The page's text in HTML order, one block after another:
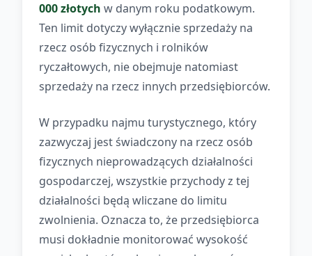
000 złotych w danym roku podatkowym.
Ten limit dotyczy wyłącznie sprzedaży na
rzecz osób fizycznych i rolników
ryczałtowych, nie obejmuje natomiast
sprzedaży na rzecz innych przedsiębiorców.
W przypadku najmu turystycznego, który
zazwyczaj jest świadczony na rzecz osób
fizycznych nieprowadzących działalności
gospodarczej, wszystkie przychody z tej
działalności będą wliczane do limitu
zwolnienia. Oznacza to, że przedsiębiorca
musi dokładnie monitorować wysokość